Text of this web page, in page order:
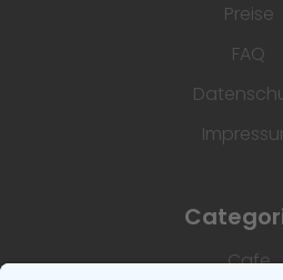
Preise
FAQ
Cafe